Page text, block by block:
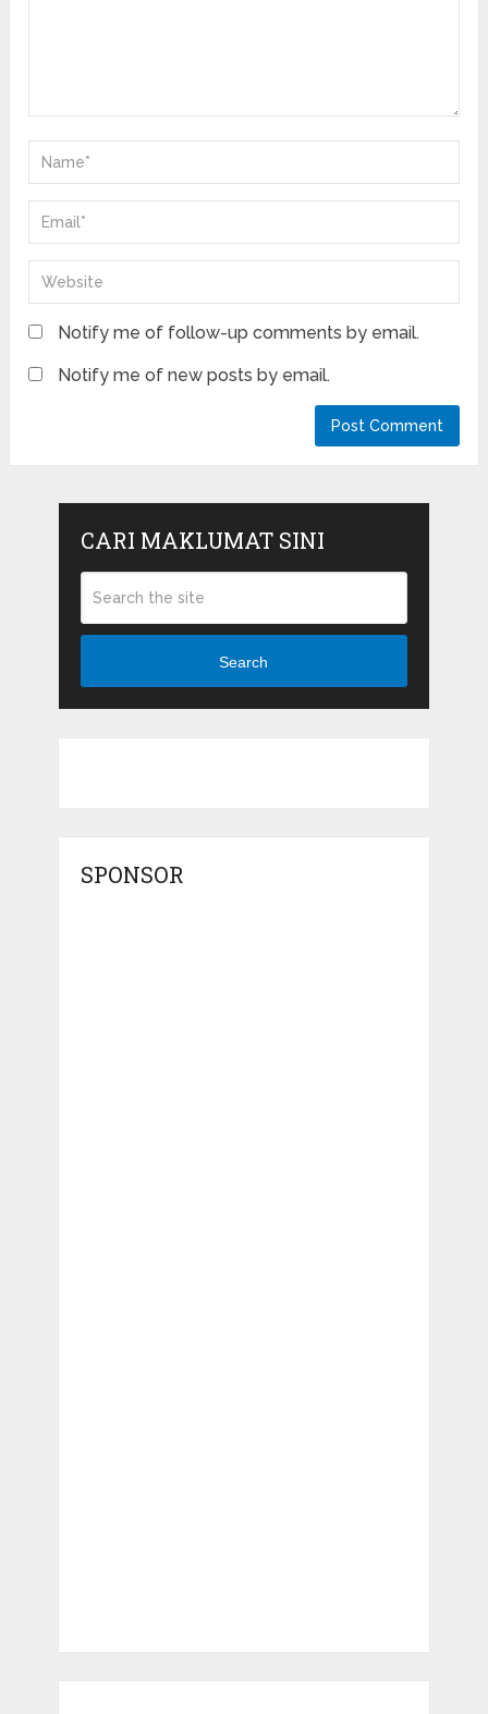
Notify me of follow-up comments by email.
Notify me of new posts by email.
CARI MAKLUMAT SINI
Search
SPONSOR